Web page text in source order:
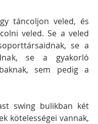
táncoljon veled, és
veled. Se a veled
se a
se a gyakorló
sem pedig a
swing bulikban két
kötelességei vannak,